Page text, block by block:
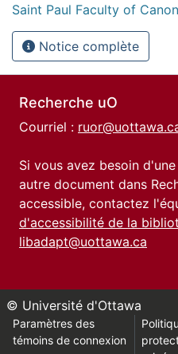
Saint Paul Faculty of
Notice complète
Recherche uO
Courriel :
Si vous avez besoin
autre document dans
accessible, contactez
d'accessibilité de la
libadapt@uottawa.ca
© Université d'Ottawa
Paramètres des
témoins de connexion